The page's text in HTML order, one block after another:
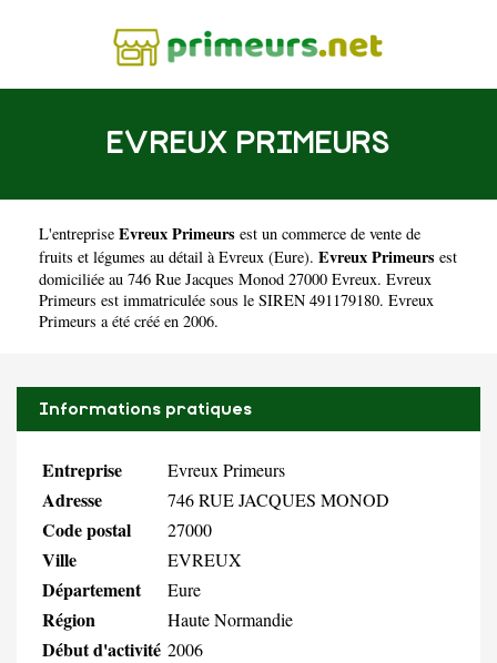
EVREUX PRIMEURS
L'entreprise Evreux Primeurs est un commerce de vente de
fruits et légumes au détail à Evreux (Eure). Evreux Primeurs est
domiciliée au 746 Rue Jacques Monod 27000 Evreux. Evreux
Primeurs est immatriculée sous le SIREN 491179180. Evreux
Primeurs a été créé en 2006.
Informations pratiques
Entreprise Evreux Primeurs
Adresse 746 RUE JACQUES MONOD
Code postal 27000
Ville EVREUX
Département Eure
Région Haute Normandie
Début d'activité 2006